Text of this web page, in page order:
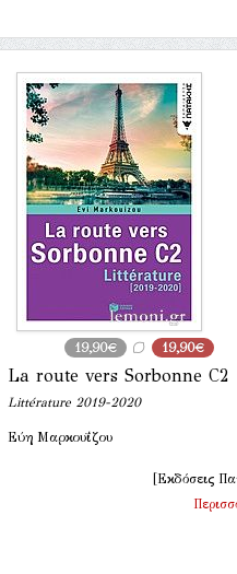
19,90€ 19,90€
La route vers Sorbonne C2
Littérature 2019-2020
Εύη Μαρκουΐζου
[Εκδόσεις